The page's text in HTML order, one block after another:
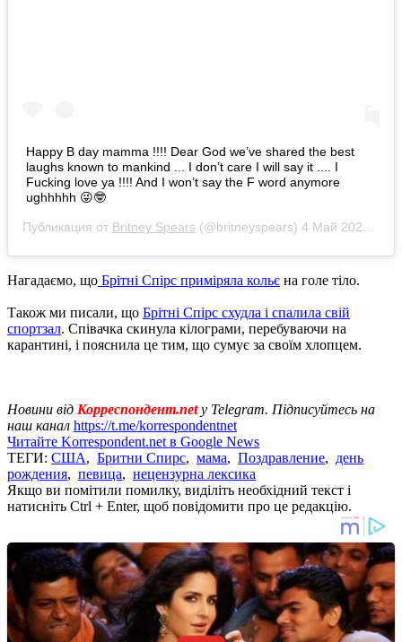
Happy B day mamma !!!! Dear God we’ve shared the best
laughs known to mankind ... I don’t care I will say it .... I
Fucking love ya !!!! And I won’t say the F word anymore
ughhhhh 😜🤓
Публикация от Britney Spears (@britneyspears) 4 Май 2020 в 6:10 PDT
Нагадаємо, що Брітні Спірс приміряла кольє на голе тіло.
Також ми писали, що Брітні Спірс схудла і спалила свій
спортзал. Співачка скинула кілограми, перебуваючи на
карантині, і пояснила це тим, що сумує за своїм хлопцем.
Новини від Корреспондент.net у Telegram. Підписуйтесь на
наш канал https://t.me/korrespondentnet
Читайте Korrespondent.net в Google News
ТЕГИ: США, Бритни Спирс, мама, Поздравление, день
рождения, певица, нецензурна лексика
Якщо ви помітили помилку, виділіть необхідний текст і
натисніть Ctrl + Enter, щоб повідомити про це редакцію.